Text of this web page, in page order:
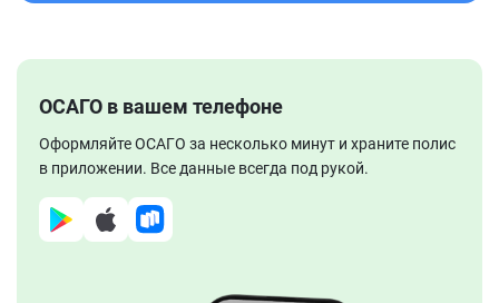
ОСАГО в вашем телефоне
Оформляйте ОСАГО за несколько минут и храните полис
в приложении. Все данные всегда под рукой.